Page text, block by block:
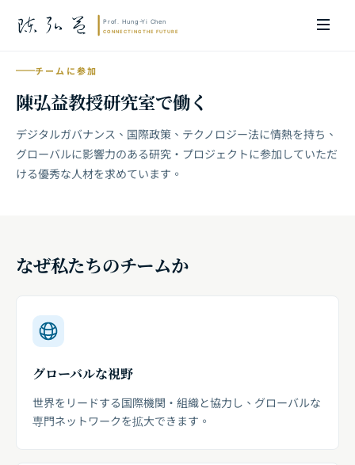
チームに参加
陳弘益教授研究室で働く
デジタルガバナンス、国際政策、テクノロジー法に情熱を持ち、
グローバルに影響力のある研究・プロジェクトに参加していただ
ける優秀な人材を求めています。
なぜ私たちのチームか
グローバルな視野
世界をリードする国際機関・組織と協力し、グローバルな
専門ネットワークを拡大できます。